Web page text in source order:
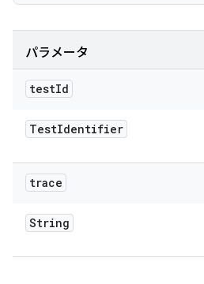
パラメータ
testId
TestIdentifier
trace
String